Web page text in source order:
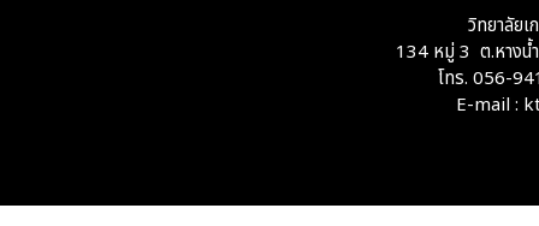
วิทยาลัยเ
134 หมู่ 3 ต.หางน้
โทร. 056-
E-mail :